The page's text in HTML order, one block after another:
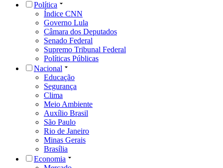
Política
Índice CNN
Governo Lula
Câmara dos Deputados
Senado Federal
Supremo Tribunal Federal
Políticas Públicas
Nacional
Educação
Segurança
Clima
Meio Ambiente
Auxílio Brasil
São Paulo
Rio de Janeiro
Minas Gerais
Brasília
Economia